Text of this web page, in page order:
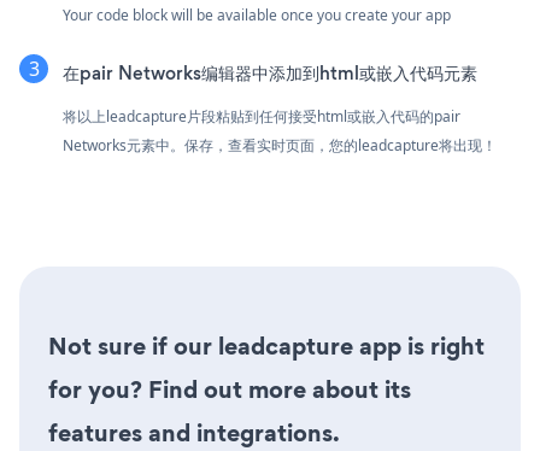
Your code block will be available once you create your app
在pair Networks编辑器中添加到html或嵌入代码元素
将以上leadcapture片段粘贴到任何接受html或嵌入代码的pair
Networks元素中。保存，查看实时页面，您的leadcapture将出现！
Not sure if our leadcapture app is right
for you? Find out more about its
features and integrations.